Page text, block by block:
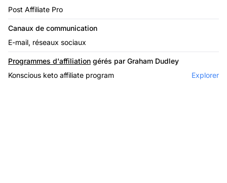
Post Affiliate Pro
Canaux de communication
E-mail, réseaux sociaux
Programmes d'affiliation gérés par Graham Dudley
Konscious keto affiliate program
Explorer